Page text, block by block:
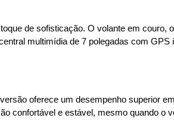
de sofisticação. O volante em couro,
multimídia de 7 polegadas com GPS
oferece um desempenho superior
confortável e estável, mesmo quando o